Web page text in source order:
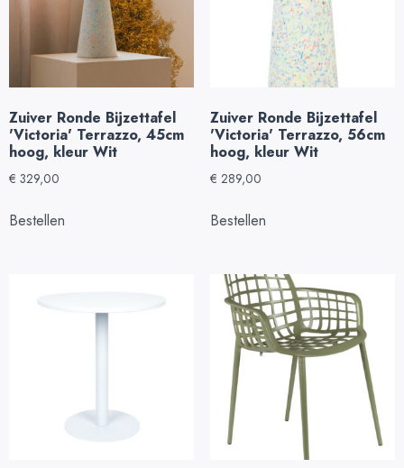
Zuiver Ronde Bijzettafel
'Victoria' Terrazzo, 45cm
hoog, kleur Wit
€ 329,00
Bestellen
Zuiver Ronde Bijzettafel
'Victoria' Terrazzo, 56cm
hoog, kleur Wit
€ 289,00
Bestellen